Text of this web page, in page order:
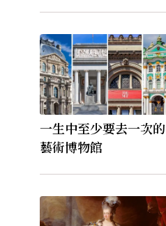
一生中至少要去一次的
藝術博物館